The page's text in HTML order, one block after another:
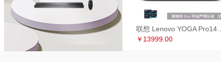
￥13999.00